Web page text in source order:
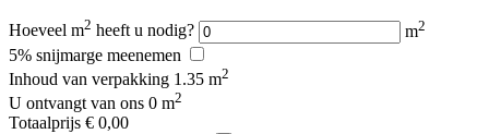
Hoeveel m2 heeft u nodig? m2
5% snijmarge meenemen
Inhoud van verpakking 1.35 m2
U ontvangt van ons 0 m2
Totaalprijs € 0,00